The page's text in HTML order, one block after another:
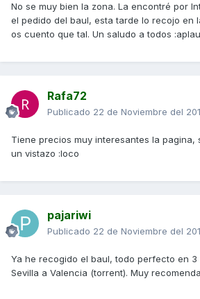
No se muy bien la zona. La encontré por
el pedido del baul, esta tarde lo recojo en
os cuento que tal. Un saludo a todos
Rafa72
Publicado 22 de Noviembre del
Tiene precios muy interesantes la pagina,
un vistazo :loco
pajariwi
Publicado 22 de Noviembre del
Ya he recogido el baul, todo perfecto en
Sevilla a Valencia (torrent). Muy